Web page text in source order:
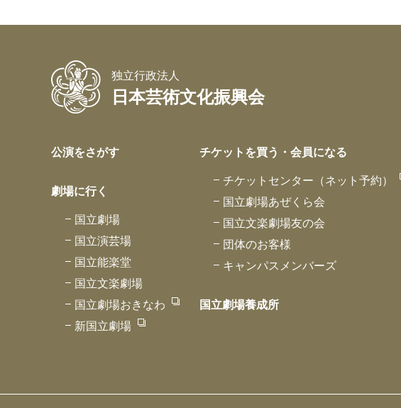
独立行政法人
日本芸術文化振興会
公演をさがす
劇場に行く
国立劇場
国立演芸場
国立能楽堂
国立文楽劇場
国立劇場おきなわ
新国立劇場
チケットを買う・会員になる
チケットセンター （ネット予約）
国立劇場あぜくら会
国立文楽劇場友の会
団体のお客様
キャンパスメンバーズ
国立劇場養成所